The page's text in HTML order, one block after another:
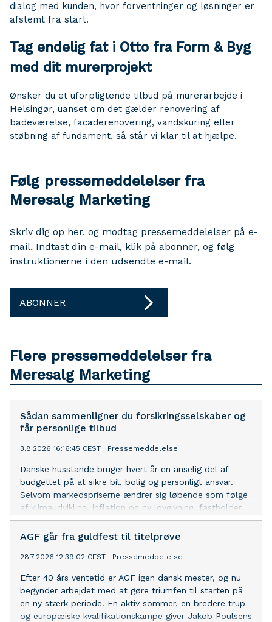
dialog med kunden, hvor forventninger og løsninger er
afstemt fra start.
Tag endelig fat i Otto fra Form & Byg
med dit murerprojekt
Ønsker du et uforpligtende tilbud på murerarbejde i
Helsingør, uanset om det gælder renovering af
badeværelse, facaderenovering, vandskuring eller
støbning af fundament, så står vi klar til at hjælpe.
Følg pressemeddelelser fra
Meresalg Marketing
Skriv dig op her, og modtag pressemeddelelser på e-
mail. Indtast din e-mail, klik på abonner, og følg
instruktionerne i den udsendte e-mail.
ABONNER
Flere pressemeddelelser fra
Meresalg Marketing
Sådan sammenligner du forsikringsselskaber og
får personlige tilbud
3.8.2026 16:16:45 CEST Pressemeddelelse
Danske husstande bruger hvert år en anselig del af
budgettet på at sikre bil, bolig og personligt ansvar.
Selvom markedspriserne ændrer sig løbende som følge
af klimaudvikling, inflation og ny lovgivning, fastholder
mange de samme policer i årevis. Passiviteten skyldes
sjældent manglende vilje til at optimere budgettet, men
præget af kringlede betingelser og uigennemskuelige
AGF går fra guldfest til titelprøve
28.7.2026 12:39:02 CEST Pressemeddelelse
Efter 40 års ventetid er AGF igen dansk mester, og nu
begynder arbejdet med at gøre triumfen til starten på
en ny stærk periode. En aktiv sommer, en bredere trup
og europæiske kvalifikationskampe giver Jakob Poulsens